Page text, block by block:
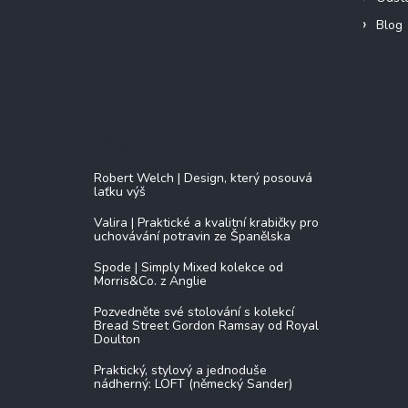
Blog
Robert Welch | Design, který posouvá
laťku výš
Valira | Praktické a kvalitní krabičky pro
uchovávání potravin ze Španělska
Spode | Simply Mixed kolekce od
Morris&Co. z Anglie
Pozvedněte své stolování s kolekcí
Bread Street Gordon Ramsay od Royal
Doulton
Praktický, stylový a jednoduše
nádherný: LOFT (německý Sander)